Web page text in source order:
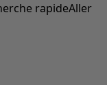
rapideAller